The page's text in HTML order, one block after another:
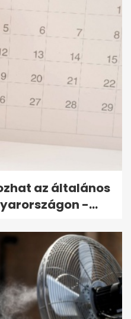
az általános
-...